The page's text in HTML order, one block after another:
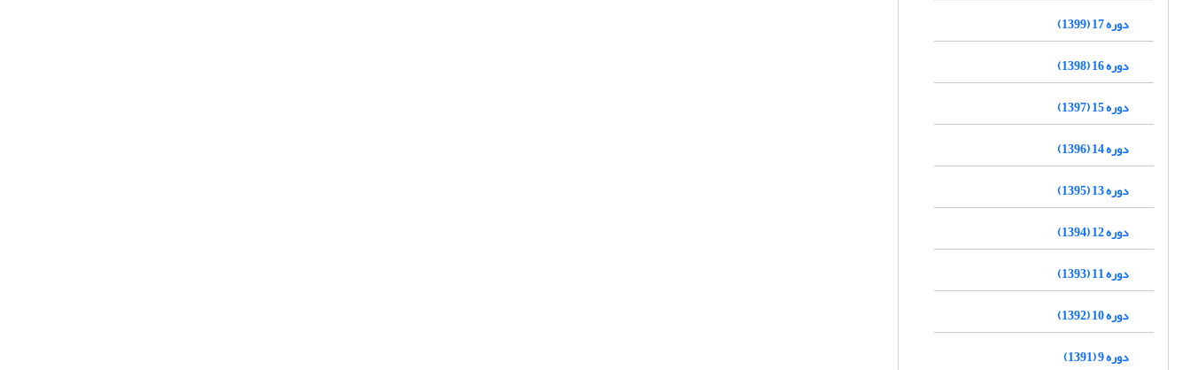
دوره 17 (1399)
دوره 16 (1398)
دوره 15 (1397)
دوره 14 (1396)
دوره 13 (1395)
دوره 12 (1394)
دوره 11 (1393)
دوره 10 (1392)
دوره 9 (1391)